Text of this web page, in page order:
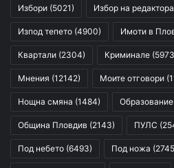
Избори (5021) Избор на редактора
Изпод тепето (4900) Имоти в
Квартали (2304) Криминале
Мнения (12142) Моите отговори
Нощна смяна (1484)
Община Пловдив (2143) ПУЛС
Под небето (6493) Под ножа